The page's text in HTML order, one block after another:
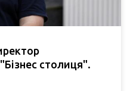
столиця".